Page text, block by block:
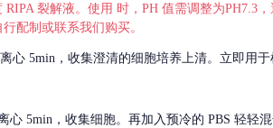
RIPA 裂解液。使用 时，PH 值需调整为
配制或联系我们购买。
离心 5min，收集澄清的细胞培养上清。立即用
心 5min，收集细胞。再加入预冷的 PBS 轻轻